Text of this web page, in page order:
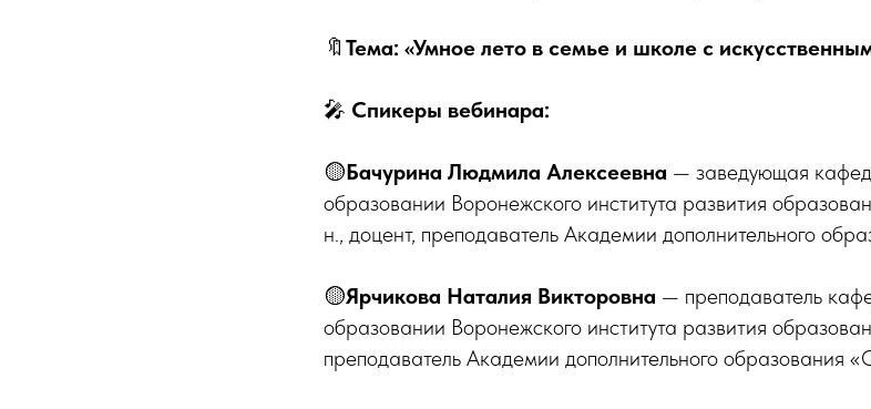
🔖 Тема: «Умное лето в семье и школе с
🎤 Спикеры вебинара:
🟡Бачурина Людмила Алексеевна — заведующая
образовании Воронежского института развития
н., доцент, преподаватель Академии дополнительного
🟡Ярчикова Наталия Викторовна — преподаватель
образовании Воронежского института развития
преподаватель Академии дополнительного образования